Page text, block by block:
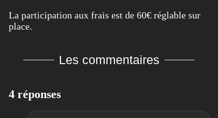
La participation aux frais est de 60€ réglable sur
place.
Les commentaires
4 réponses